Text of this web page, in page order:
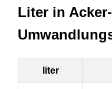
Liter in
liter